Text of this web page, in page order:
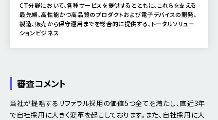
CT分野において、各種サービスを提供するとともに、これらを支える
最先端、高性能かつ高品質のプロダクトおよび電子デバイスの開発、
製造、販売から保守運用までを総合的に提供する、トータルソリュー
ションビジネス
審査コメント
当社が提唱するリファラル採用の価値5つ全てを満たし、直近3年
で自社採用に大きく変革を起こしております。また、自社採用に大